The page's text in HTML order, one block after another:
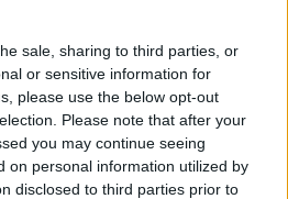
sale, sharing to third parties, or
or sensitive information for
please use the below opt-out
Please note that after your
you may continue seeing
on personal information utilized by
disclosed to third parties prior to